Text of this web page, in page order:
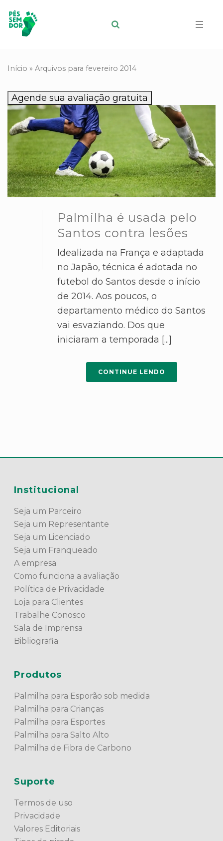
Início » Arquivos para fevereiro 2014
Agende sua avaliação gratuita
Palmilha é usada pelo
Santos contra lesões
Idealizada na França e adaptada
no Japão, técnica é adotada no
futebol do Santos desde o início
de 2014. Aos poucos, o
departamento médico do Santos
vai esvaziando. Dos que
iniciaram a temporada [...]
CONTINUE LENDO
Institucional
Seja um Parceiro
Seja um Representante
Seja um Licenciado
Seja um Franqueado
A empresa
Como funciona a avaliação
Política de Privacidade
Loja para Clientes
Trabalhe Conosco
Sala de Imprensa
Bibliografia
Produtos
Palmilha para Esporão sob medida
Palmilha para Crianças
Palmilha para Esportes
Palmilha para Salto Alto
Palmilha de Fibra de Carbono
Suporte
Termos de uso
Privacidade
Valores Editoriais